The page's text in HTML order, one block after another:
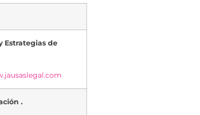
Estrategias de
.